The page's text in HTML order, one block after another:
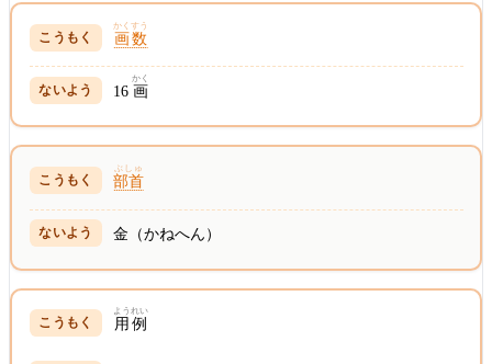
画数
かくすう
16 画
かく
部首
ぶしゅ
金（かねへん）
用例
ようれい